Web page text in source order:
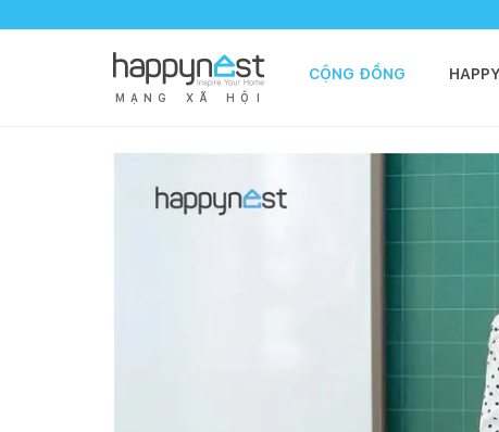
M Ạ N G X Ã H Ộ I
CỘNG ĐỒNG